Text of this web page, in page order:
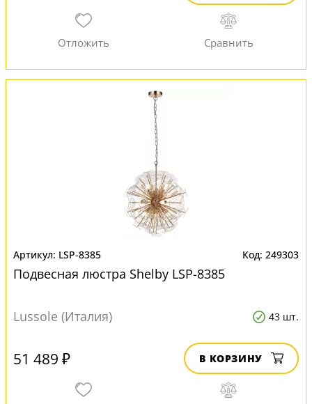
LSP-8385 249303
Подвесная люстра Shelby LSP-8385
Lussole (Италия) 43 шт.
51 489 ₽ В КОРЗИНУ